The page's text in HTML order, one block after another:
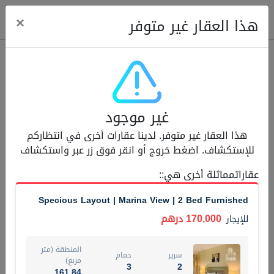
Modern Renovated Unit Near Marina Metro Station
شقة للإيجار 95,000 درهم
3
سرير
1
1
مربع)
المعروض
غير مفروش /ة
اسم الوسيط
NILOOFAR ABBAS VAKIL
رقم الوسيط
هذا العقار غير متوفر ×
غير موجود
هذا العقار غير متوفر. لدينا عقارات أخرى في انتظاركم
للإستكشاف. اضغط خروج أو انقر فوق زر عبر واستكشاف
عقاراتمماثلة أخرى هي::
Specious Layout | Marina View | 2 Bed Furnished
للإيجار 170,000 درهم
سرير
2
حمام
3
المنطقة (متر
مربع)